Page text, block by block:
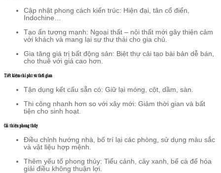
Cập nhật phong cách kiến trúc: Hiện đại, tân cổ điển,
Indochine…
Tạo ấn tượng mạnh: Ngoại thất – nội thất mới gây thiện cảm
với khách và mang lại sự thư thái cho gia chủ.
Gia tăng giá trị bất động sản: Biệt thự cải tạo bài bản dễ bán,
cho thuê với giá cao hơn.
Tiết kiệm chi phí và thời gian
Tận dụng kết cấu sẵn có: Giữ lại móng, cột, dầm, sàn.
Thi công nhanh hơn so với xây mới: Giảm thời gian và bất
tiện cho sinh hoạt.
Cải thiện phong thủy
Điều chỉnh hướng nhà, bố trí lại các phòng, sử dụng màu sắc
và vật liệu hợp mệnh.
Thêm yếu tố phong thủy: Tiểu cảnh, cây xanh, bể cá để hóa
giải điều không thuận lợi.